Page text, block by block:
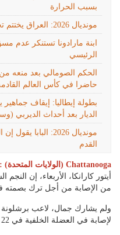
بسبب الحرارة
مونديال 2026: العراق يختتم تحضيراته بخسارة أمام فنزويلا 0-2
ابنة مارادونا تستنكر عدم
الرئيسي
الحكم الصومالي بعد منعه
حاضرا في كأس العالم القادمة"
بطولة إيطاليا: إيقاف
الديار بعد أحداث الديربي
مونديال 2026:
القدم
Chattanooga (الولايات المتحدة) :
أيتور كارانكا، الأربعاء، إن
من الإصابة من أجل ترك بصمته
لإصابة في العضلة الخلفية في 22 نيسان/أبريل.